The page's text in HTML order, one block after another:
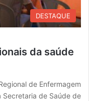
DESTAQUE
da saúde
de Enfermagem
Secretaria de Saúde de